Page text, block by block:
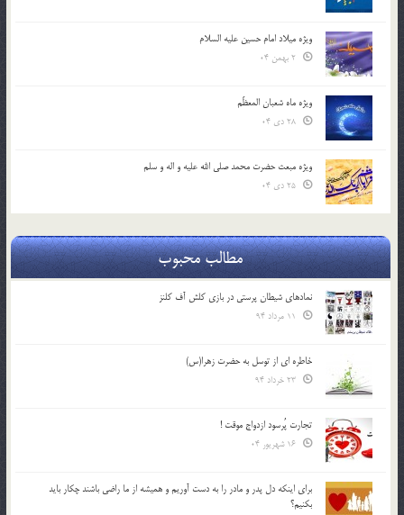
ویژه میلاد امام حسین علیه السلام
ویژه ماه شعبان المعظّم
ویژه مبعث حضرت محمد صلی الله علیه و اله و سلم
مطالب محبوب
نمادهای شیطان پرستی در بازی کلش آف کلنز
خاطره ای از توسل به حضرت زهرا(س)
تجارت پُرسود ازدواج موقت !
براي اينكه دل پدر و مادر را به دست آوريم و هميشه از ما راضي باشند چكار بايد
بكنيم؟